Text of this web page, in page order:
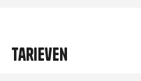
Tarieven